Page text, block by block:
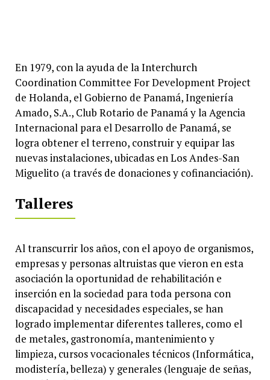
En 1979, con la ayuda de la Interchurch
Coordination Committee For Development Project
de Holanda, el Gobierno de Panamá, Ingeniería
Amado, S.A., Club Rotario de Panamá y la Agencia
Internacional para el Desarrollo de Panamá, se
logra obtener el terreno, construir y equipar las
nuevas instalaciones, ubicadas en Los Andes-San
Miguelito (a través de donaciones y cofinanciación).
Talleres
Al transcurrir los años, con el apoyo de organismos,
empresas y personas altruistas que vieron en esta
asociación la oportunidad de rehabilitación e
inserción en la sociedad para toda persona con
discapacidad y necesidades especiales, se han
logrado implementar diferentes talleres, como el
de metales, gastronomía, mantenimiento y
limpieza, cursos vocacionales técnicos (Informática,
modistería, belleza) y generales (lenguaje de señas,